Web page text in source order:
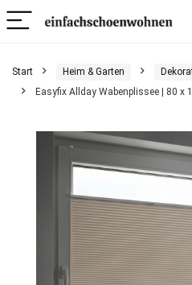
Start Heim & Garten
Easyfix Allday Wabenplissee | 80 x